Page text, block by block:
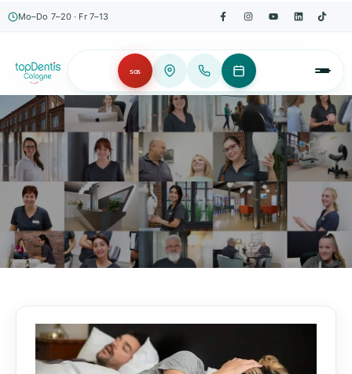
Mo–Do 7–20 · Fr 7–13
SOS
Unser Blog